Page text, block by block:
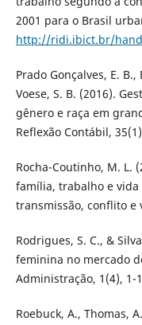
2001 para o Brasil
http://ridi.ibict.br/
Prado Gonçalves, E.
Voese, S. B. (2016).
gênero e raça em
Reflexão Contábil,
Rocha-Coutinho, M. L.
família, trabalho e vida
transmissão, conflito e
Rodrigues, S. C., &
feminina no mercado
Administração, 1(4), 1-
Roebuck, A., Thomas,